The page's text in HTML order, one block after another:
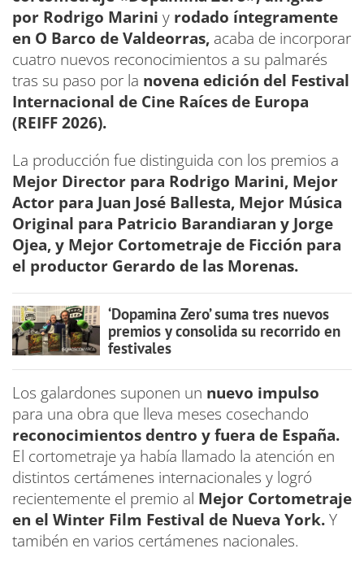
por Rodrigo Marini y rodado íntegramente
en O Barco de Valdeorras, acaba de incorporar
cuatro nuevos reconocimientos a su palmarés
tras su paso por la novena edición del Festival
Internacional de Cine Raíces de Europa
(REIFF 2026).
La producción fue distinguida con los premios a
Mejor Director para Rodrigo Marini, Mejor
Actor para Juan José Ballesta, Mejor Música
Original para Patricio Barandiaran y Jorge
Ojea, y Mejor Cortometraje de Ficción para
el productor Gerardo de las Morenas.
‘Dopamina Zero’ suma tres nuevos
premios y consolida su recorrido en
festivales
Los galardones suponen un nuevo impulso
para una obra que lleva meses cosechando
reconocimientos dentro y fuera de España.
El cortometraje ya había llamado la atención en
distintos certámenes internacionales y logró
recientemente el premio al Mejor Cortometraje
en el Winter Film Festival de Nueva York.Y
tamibén en varios certámenes nacionales.